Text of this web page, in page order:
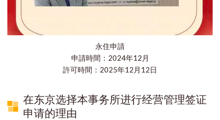
永住申請
申請時間：2024年12月
​許可時間：2025年12月12日
在东京选择本事务所进行经营管理签证
申请的理由